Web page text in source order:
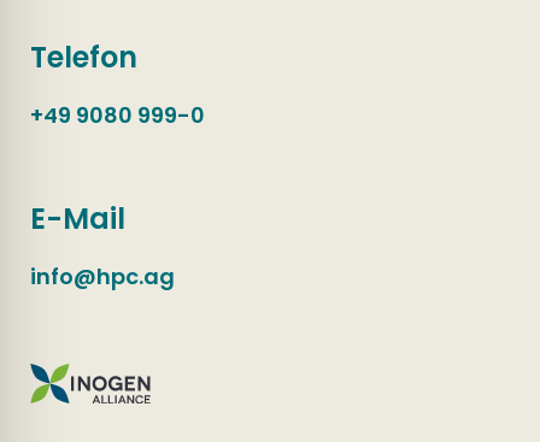
Telefon
+49 9080 999-0
E-Mail
info@hpc.ag